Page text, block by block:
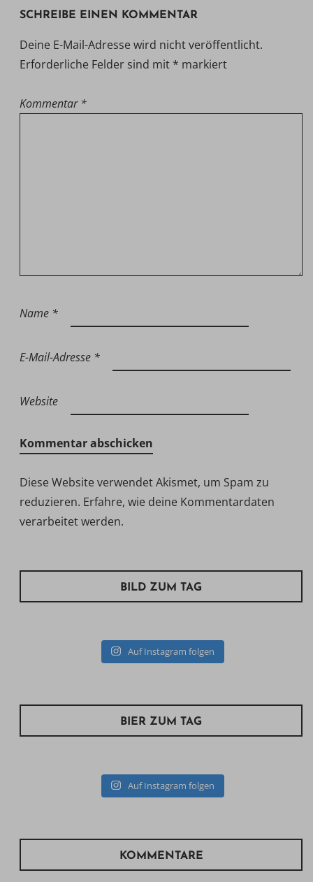
SCHREIBE EINEN KOMMENTAR
Deine E-Mail-Adresse wird nicht veröffentlicht.
Erforderliche Felder sind mit * markiert
Kommentar *
Name *
E-Mail-Adresse *
Website
Diese Website verwendet Akismet, um Spam zu
reduzieren. Erfahre, wie deine Kommentardaten
verarbeitet werden.
BILD ZUM TAG
Auf Instagram folgen
BIER ZUM TAG
Auf Instagram folgen
KOMMENTARE